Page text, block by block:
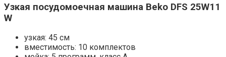
Узкая посудомоечная машина Beko DFS 25W11
W
узкая: 45 см
вместимость: 10 комплектов